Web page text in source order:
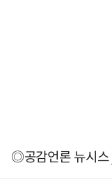
◎공감언론 뉴시스